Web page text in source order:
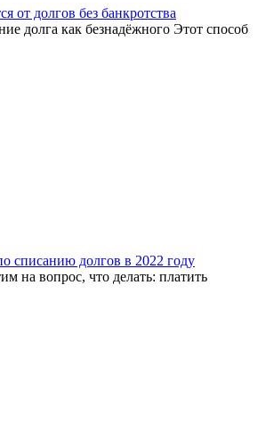
от долгов без банкротства
долга как безнадёжного Этот способ
списанию долгов в 2022 году
на вопрос, что делать: платить